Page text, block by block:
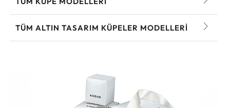
TÜM ALTIN TASARIM KÜPELER MODELLERI